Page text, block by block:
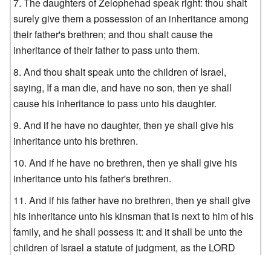
surely give them a possession of an inheritance among
their father's brethren; and thou shalt cause the
inheritance of their father to pass unto them.
And thou shalt speak unto the children of Israel,
saying, If a man die, and have no son, then ye shall
cause his inheritance to pass unto his daughter.
And if he have no daughter, then ye shall give his
inheritance unto his brethren.
And if he have no brethren, then ye shall give his
inheritance unto his father's brethren.
And if his father have no brethren, then ye shall give
his inheritance unto his kinsman that is next to him of his
family, and he shall possess it: and it shall be unto the
children of Israel a statute of judgment, as the LORD